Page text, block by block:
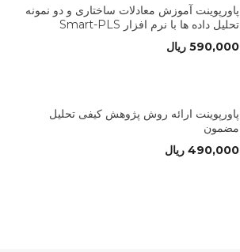
پاورپوینت آموزش معادلات ساختاری و دو نمونه
تحلیل داده ها با نرم افزار Smart-PLS
590,000 ریال
پاورپوینت ارائه روش پژوهش کیفی تحلیل
مضمون
490,000 ریال